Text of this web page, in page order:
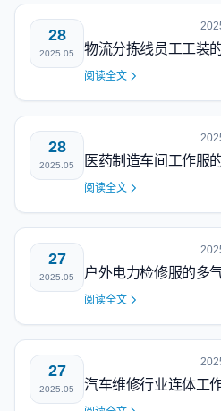
28
2025.05 物流分拣线员工工装
阅读全文
28
2025.05 医药制造车间工作服
阅读全文
27
2025.05 户外电力检修服的多
阅读全文
27
2025.05 汽车维修行业连体工